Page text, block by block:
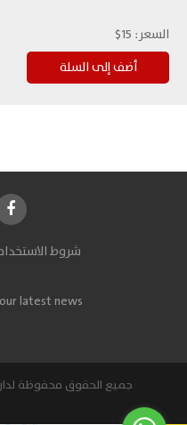
السعر: 15$
شروط
latest news!
جميع الحقوق محفوظة لدار